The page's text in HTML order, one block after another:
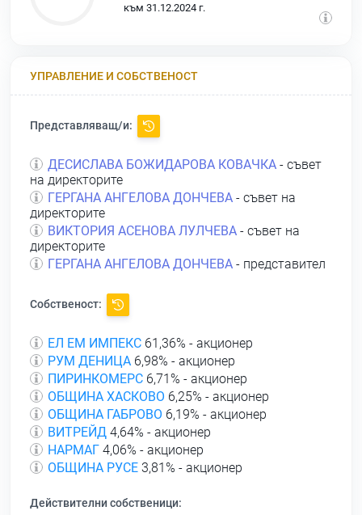
към 31.12.2024 г.
УПРАВЛЕНИЕ И СОБСТВЕНОСТ
Представляващ/и:
ДЕСИСЛАВА БОЖИДАРОВА КОВАЧКА - съвет
на директорите
ГЕРГАНА АНГЕЛОВА ДОНЧЕВА - съвет на
директорите
ВИКТОРИЯ АСЕНОВА ЛУЛЧЕВА - съвет на
директорите
ГЕРГАНА АНГЕЛОВА ДОНЧЕВА - представител
Собственост:
ЕЛ ЕМ ИМПЕКС 61,36% - акционер
РУМ ДЕНИЦА 6,98% - акционер
ПИРИНКОМЕРС 6,71% - акционер
ОБЩИНА ХАСКОВО 6,25% - акционер
ОБЩИНА ГАБРОВО 6,19% - акционер
ВИТРЕЙД 4,64% - акционер
НАРМАГ 4,06% - акционер
ОБЩИНА РУСЕ 3,81% - акционер
Действителни собственици: